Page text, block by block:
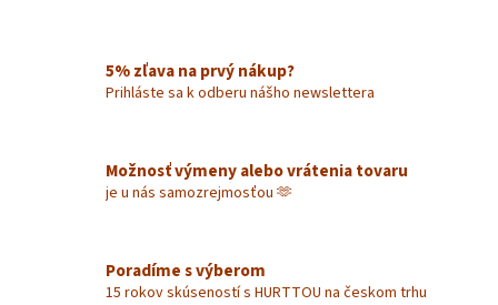
5% zľava na prvý nákup?
Prihláste sa k odberu nášho newslettera
Možnosť výmeny alebo vrátenia tovaru
je u nás samozrejmosťou 🫶
Poradíme s výberom
15 rokov skúseností s HURTTOU na českom trhu